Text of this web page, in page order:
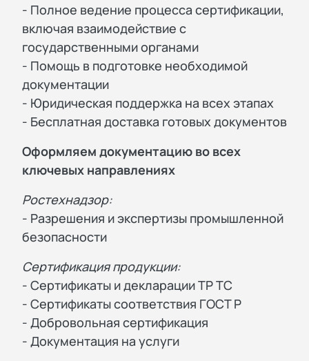
- Полное ведение процесса сертификации,
включая взаимодействие с
государственными органами
- Помощь в подготовке необходимой
документации
- Юридическая поддержка на всех этапах
- Бесплатная доставка готовых документов
Оформляем документацию во всех
ключевых направлениях
Ростехнадзор:
- Разрешения и экспертизы промышленной
безопасности
Сертификация продукции:
- Сертификаты и декларации ТР ТС
- Сертификаты соответствия ГОСТ Р
- Добровольная сертификация
- Документация на услуги